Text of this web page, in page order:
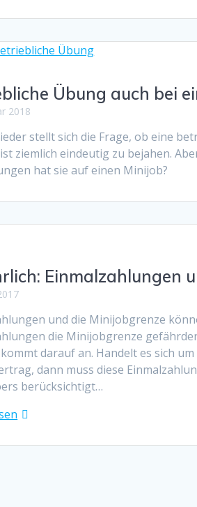
Übung auch bei
2018
stellt sich die Frage, ob eine
ziemlich eindeutig zu bejahen.
hat sie auf einen Minijob?
Einmalzahlungen
und die Minijobgrenze
die Minijobgrenze
darauf an. Handelt es sich
dann muss diese
berücksichtigt…